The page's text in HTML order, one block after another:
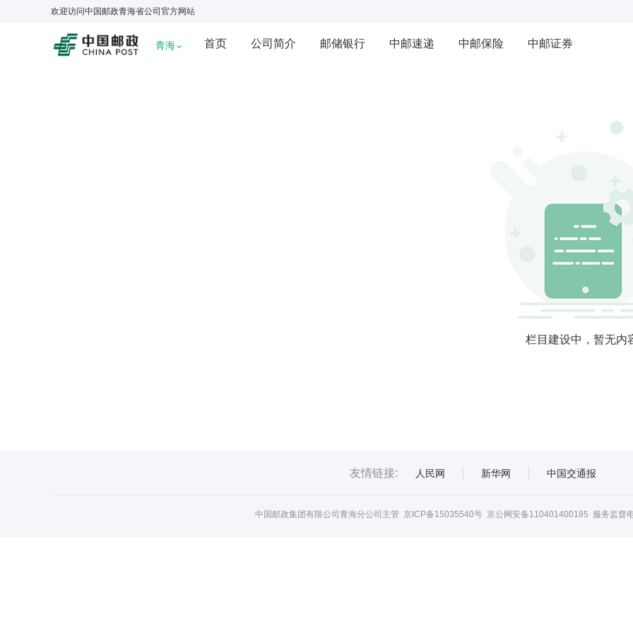
欢迎访问中国邮政青海省公司 官方网站
青海 首页 公司简介 邮储银行 中邮速递 中邮保险 中邮证券
栏目建设中，暂无内
友情链接: 人民网 新华网 中国交通报
中国邮政集团有限公司青海分公司主管 京ICP备15035540号 京公网安备110401400185 服务监督